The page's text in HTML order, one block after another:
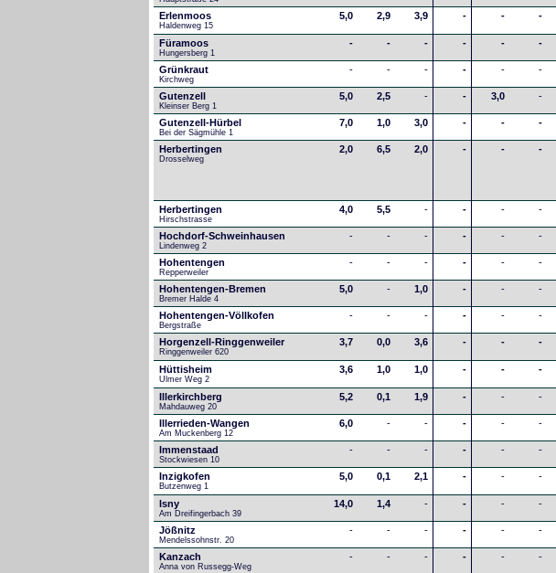
Erlenmoos
Haldenweg 15
5,0 2,9 3,9 - - -
Füramoos
Hungersberg 1
- - - - - -
Grünkraut
Kirchweg
- - - - - -
Gutenzell
Kleinser Berg 1
5,0 2,5 - - 3,0 -
Gutenzell-Hürbel
Bei der Sägmühle 1
7,0 1,0 3,0 - - -
Herbertingen
Drosselweg
2,0 6,5 2,0 - - -
Herbertingen
Hirschstrasse
4,0 5,5 - - - -
Hochdorf-Schweinhausen
Lindenweg 2
- - - - - -
Hohentengen
Repperweiler
- - - - - -
Hohentengen-Bremen
Bremer Halde 4
5,0 - 1,0 - - -
Hohentengen-Völlkofen
Bergstraße
- - - - - -
Horgenzell-Ringgenweiler
Ringgenweiler 620
3,7 0,0 3,6 - - -
Hüttisheim
Ulmer Weg 2
3,6 1,0 1,0 - - -
Illerkirchberg
Mahdauweg 20
5,2 0,1 1,9 - - -
Illerrieden-Wangen
Am Muckenberg 12
6,0 - - - - -
Immenstaad
Stockwiesen 10
- - - - - -
Inzigkofen
Butzenweg 1
5,0 0,1 2,1 - - -
Isny
Am Dreifingerbach 39
14,0 1,4 - - - -
Jößnitz
Mendelssohnstr. 20
- - - - - -
Kanzach
Anna von Russegg-Weg
- - - - - -